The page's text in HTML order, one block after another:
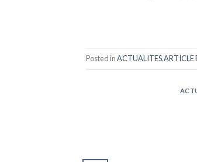
Posted inACTUALITES,ARTICLE